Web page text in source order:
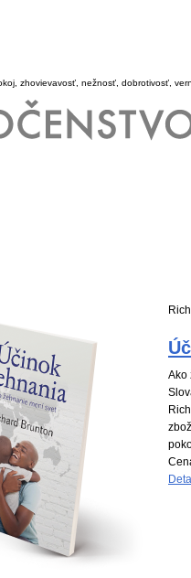
zhovievavosť, nežnosť, dobrotivosť,
Ako